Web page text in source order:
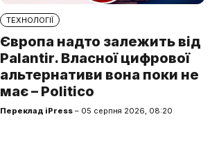
ТЕХНОЛОГІЇ
Європа надто залежить від
Palantir. Власної цифрової
альтернативи вона поки не
має – Politico
Переклад iPress – 05 серпня 2026, 08:20